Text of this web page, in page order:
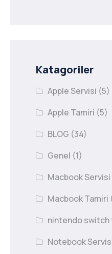
Katagoriler
Apple Servisi (5)
Apple Tamiri (5)
BLOG (34)
Genel (1)
Macbook Servisi
Macbook Tamiri
nintendo switch
Notebook